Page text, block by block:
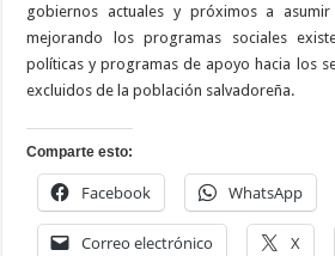
gobiernos actuales y próximos a
mejorando los programas sociales
políticas y programas de apoyo hacia los
excluidos de la población salvadoreña.
Comparte esto:
Facebook WhatsApp
Correo electrónico X